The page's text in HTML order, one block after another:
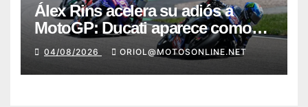
Álex Rins acelera su adiós a
MotoGP: Ducati aparece como
destino en Superbike
04/08/2026 ORIOL@MOTOSONLINE.NET